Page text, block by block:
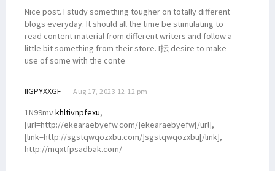
Nice post. I study something tougher on totally different
blogs everyday. It should all the time be stimulating to
read content material from different writers and follow a
little bit something from their store. I抎 desire to make
use of some with the conte
IIGPYXXGF Aug 17, 2023 12:12 pm
1N99mvkhltivnpfexu,
[url=http://ekearaebyefw.com/]ekearaebyefw[/url],
[link=http://sgstqwqozxbu.com/]sgstqwqozxbu[/link],
http://mqxtfpsadbak.com/